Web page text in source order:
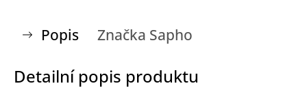
Popis Značka Sapho
Detailní popis produktu